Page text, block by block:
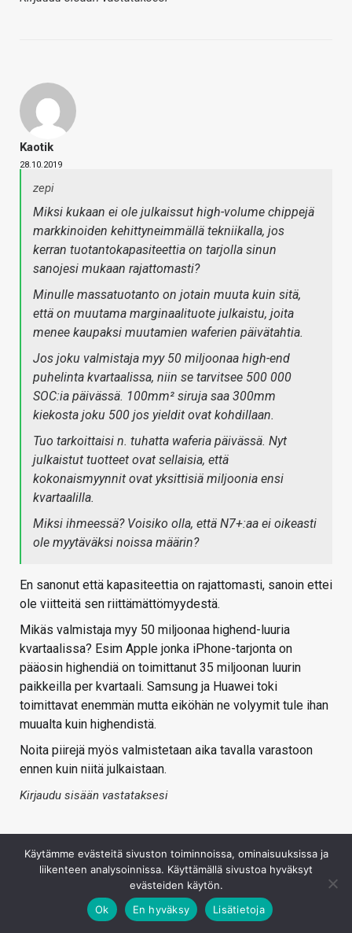
Kaotik
28.10.2019
zepi
Miksi kukaan ei ole julkaissut high-volume chippejä
markkinoiden kehittyneimmällä tekniikalla, jos
kerran tuotantokapasiteettia on tarjolla sinun
sanojesi mukaan rajattomasti?
Minulle massatuotanto on jotain muuta kuin sitä,
että on muutama marginaalituote julkaistu, joita
menee kaupaksi muutamien waferien päivätahtia.
Jos joku valmistaja myy 50 miljoonaa high-end
puhelinta kvartaalissa, niin se tarvitsee 500 000
SOC:ia päivässä. 100mm² siruja saa 300mm
kiekosta joku 500 jos yieldit ovat kohdillaan.
Tuo tarkoittaisi n. tuhatta waferia päivässä. Nyt
julkaistut tuotteet ovat sellaisia, että
kokonaismyynnit ovat yksittisiä miljoonia ensi
kvartaalilla.
Miksi ihmeessä? Voisiko olla, että N7+:aa ei oikeasti
ole myytäväksi noissa määrin?
En sanonut että kapasiteettia on rajattomasti, sanoin ettei
ole viitteitä sen riittämättömyydestä.
Mikäs valmistaja myy 50 miljoonaa highend-luuria
kvartaalissa? Esim Apple jonka iPhone-tarjonta on
pääosin highendiä on toimittanut 35 miljoonan luurin
paikkeilla per kvartaali. Samsung ja Huawei toki
toimittavat enemmän mutta eiköhän ne volyymit tule ihan
muualta kuin highendistä.
Noita piirejä myös valmistetaan aika tavalla varastoon
ennen kuin niitä julkaistaan.
Kirjaudu sisään vastataksesi
Käytämme evästeitä sivuston toiminnoissa, ominaisuuksissa ja
liikenteen analysoinnissa. Käyttämällä sivustoa hyväksyt
evästeiden käytön.
Ok
En hyväksy Lisätietoja